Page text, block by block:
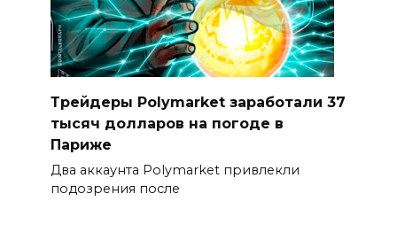
Трейдеры Polymarket заработали 37
тысяч долларов на погоде в
Париже
Два аккаунта Polymarket привлекли
подозрения после